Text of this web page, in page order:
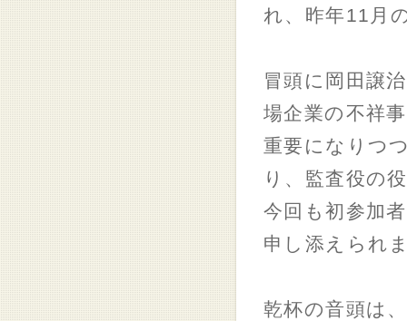
れ、昨年11月
冒頭に岡田譲
場企業の不祥
重要になりつ
り、監査役の
今回も初参加
申し添えられ
乾杯の音頭は